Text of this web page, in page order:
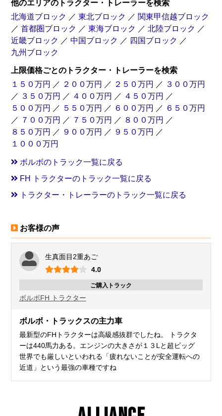
他のエリアのトラクター・トレーラーを検索
北海道ブロック ／ 東北ブロック ／ 関東甲信越ブロック
／ 首都圏ブロック ／ 東海ブロック ／ 北陸ブロック ／
近畿ブロック ／ 中国ブロック ／ 四国ブロック ／
九州ブロック
上限価格ごとのトラクター・トレーラーを検索
１５０万円 ／ ２００万円 ／ ２５０万円 ／ ３００万円
／ ３５０万円 ／ ４００万円 ／ ４５０万円 ／
５００万円 ／ ５５０万円 ／ ６００万円 ／ ６５０万円
／ ７００万円 ／ ７５０万円 ／ ８００万円 ／
８５０万円 ／ ９００万円 ／ ９５０万円 ／
１０００万円
ボルボのトラック一覧に戻る
FH トラクターのトラック一覧に戻る
トラクター・トレーラーのトラック一覧に戻る
お客様の声
生真面目2重あご
4.0
ご購入トラック
ボルボFH トラクター
ボルボ・トラックスの主力車
最新型のFHトラクターは高級感抜群でしたね。 トラクタ
ーは440馬力ある。エンジンの大きさが１３Lと超ビッグ
世界でも厳しいといわれる「疲れないことが安全運転への
近道」という最強の車種ですね